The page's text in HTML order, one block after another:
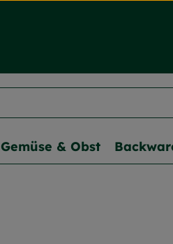
Gemüse & Obst